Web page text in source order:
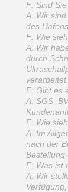
F: Sind
A: Wir
des
F: Wie
A: Wir
durch
F: Gibt es
A: SGS,
F: Wie
A: Im
nach der
Bestellung
F: Was ist
A: Wir